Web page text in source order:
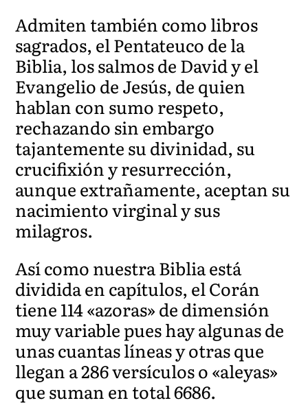
Admiten también como libros
sagrados, el Pentateuco de la
Biblia, los salmos de David y el
Evangelio de Jesús, de quien
hablan con sumo respeto,
rechazando sin embargo
tajantemente su divinidad, su
crucifixión y resurrección,
aunque extrañamente, aceptan su
nacimiento virginal y sus
milagros.
Así como nuestra Biblia está
dividida en capítulos, el Corán
tiene 114 «azoras» de dimensión
muy variable pues hay algunas de
unas cuantas líneas y otras que
llegan a 286 versículos o «aleyas»
que suman en total 6686.